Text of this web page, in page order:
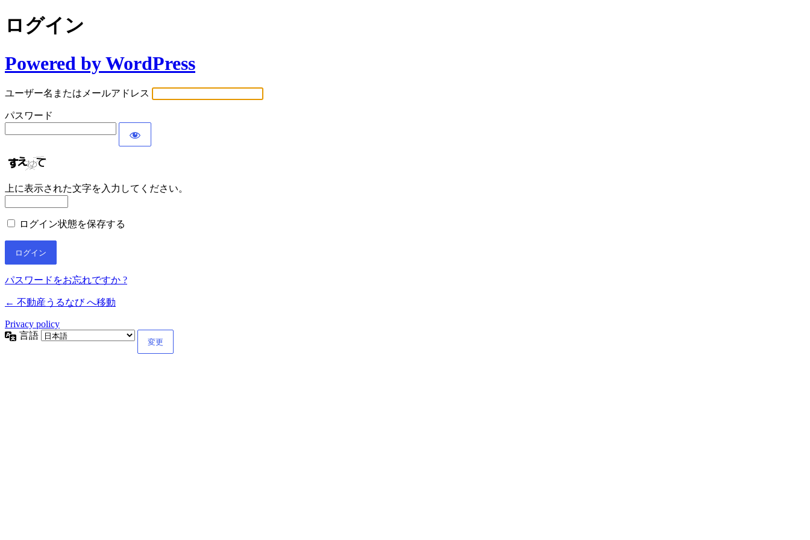
ログイン
Powered by WordPress
ユーザー名またはメールアドレス
パスワード
上に表示された文字を入力してください。
ログイン状態を保存する
パスワードをお忘れですか ?
← 不動産うるなび へ移動
Privacy policy
言語